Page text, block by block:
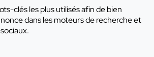
clés les plus utilisés afin de bien
dans les moteurs de recherche et